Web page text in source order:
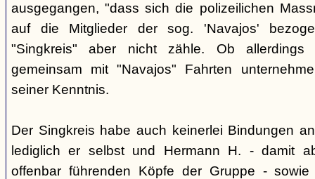
ausgegangen, "dass sich die polizeilichen
auf die Mitglieder der sog. 'Navajos'
"Singkreis" aber nicht zähle. Ob allerdings
gemeinsam mit "Navajos" Fahrten
seiner Kenntnis.
Der Singkreis habe auch keinerlei Bindungen
lediglich er selbst und Hermann H. - damit
offenbar führenden Köpfe der Gruppe -